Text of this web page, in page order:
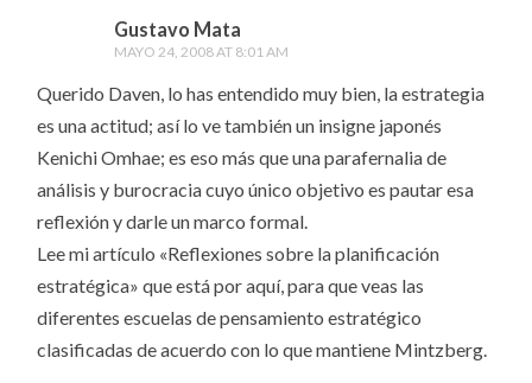
Gustavo Mata
MAYO 24, 2008 AT 8:01 AM
Querido Daven, lo has entendido muy bien, la estrategia
es una actitud; así lo ve también un insigne japonés
Kenichi Omhae; es eso más que una parafernalia de
análisis y burocracia cuyo único objetivo es pautar esa
reflexión y darle un marco formal.
Lee mi artículo «Reflexiones sobre la planificación
estratégica» que está por aquí, para que veas las
diferentes escuelas de pensamiento estratégico
clasificadas de acuerdo con lo que mantiene Mintzberg.